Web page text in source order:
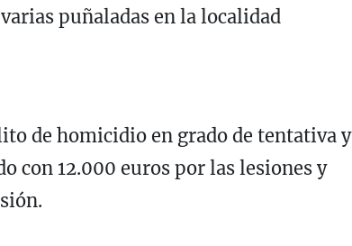
puñaladas en la localidad
de homicidio en grado de tentativa y
con 12.000 euros por las lesiones y